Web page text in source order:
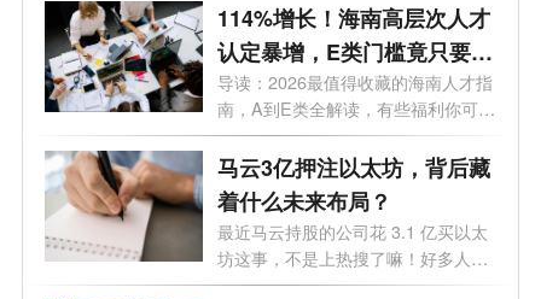
114%增长！海南高层次人才
认定暴增，E类门槛竟只要个
税5万/年
导读：2026最值得收藏的海南人才指
南，A到E类全解读，有些福利你可能
根本不...
马云3亿押注以太坊，背后藏
着什么未来布局？
最近马云持股的公司花 3.1 亿买以太
坊这事，不是上热搜了嘛！好多人都
纳闷...